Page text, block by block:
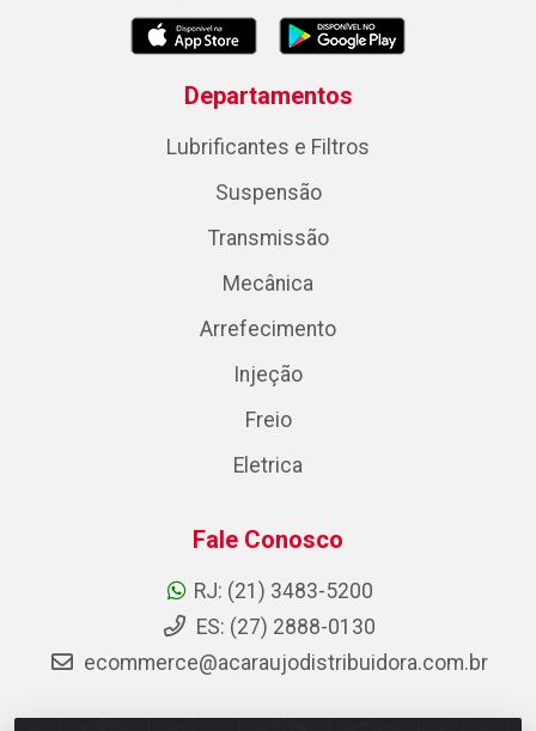
Departamentos
Lubrificantes e Filtros
Suspensão
Transmissão
Mecânica
Arrefecimento
Injeção
Freio
Eletrica
Fale Conosco
RJ: (21) 3483-5200
ES: (27) 2888-0130
ecommerce@acaraujodistribuidora.com.br